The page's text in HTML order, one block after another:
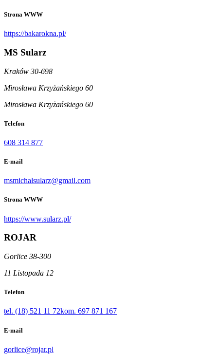
Strona WWW
https://bakarokna.pl/
MS Sularz
Kraków 30-698
Mirosława Krzyżańskiego 60
Mirosława Krzyżańskiego 60
Telefon
608 314 877
E-mail
msmichalsularz@gmail.com
Strona WWW
https://www.sularz.pl/
ROJAR
Gorlice 38-300
11 Listopada 12
Telefon
tel. (18) 521 11 72kom. 697 871 167
E-mail
gorlice@rojar.pl